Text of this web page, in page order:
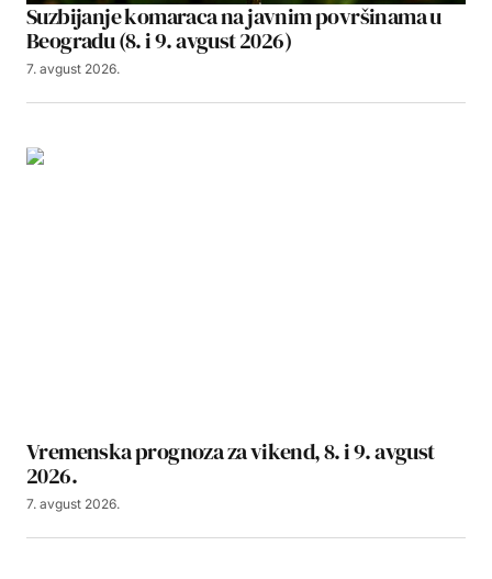
Suzbijanje komaraca na javnim površinama u
Beogradu (8. i 9. avgust 2026)
7. avgust 2026.
Vremenska prognoza za vikend, 8. i 9. avgust
2026.
7. avgust 2026.